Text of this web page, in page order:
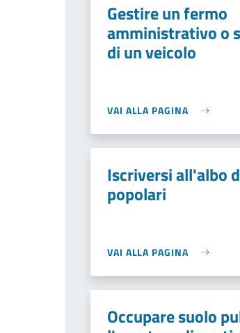
Gestire un fermo
amministrativo o
di un veicolo
VAI ALLA PAGINA
Iscriversi all'albo
popolari
VAI ALLA PAGINA
Occupare suolo